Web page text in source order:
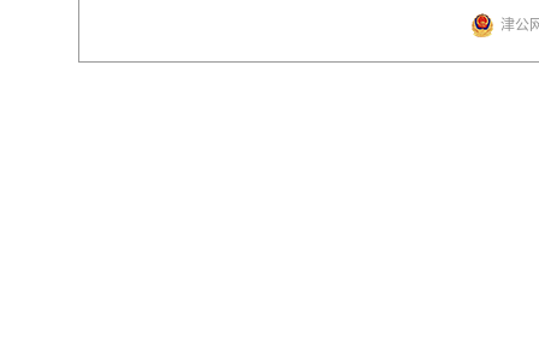
津公